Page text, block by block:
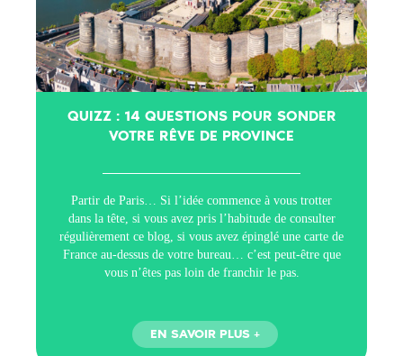
QUIZZ : 14 QUESTIONS POUR SONDER
VOTRE RÊVE DE PROVINCE
Partir de Paris… Si l’idée commence à vous trotter
dans la tête, si vous avez pris l’habitude de consulter
régulièrement ce blog, si vous avez épinglé une carte de
France au-dessus de votre bureau… c’est peut-être que
vous n’êtes pas loin de franchir le pas.